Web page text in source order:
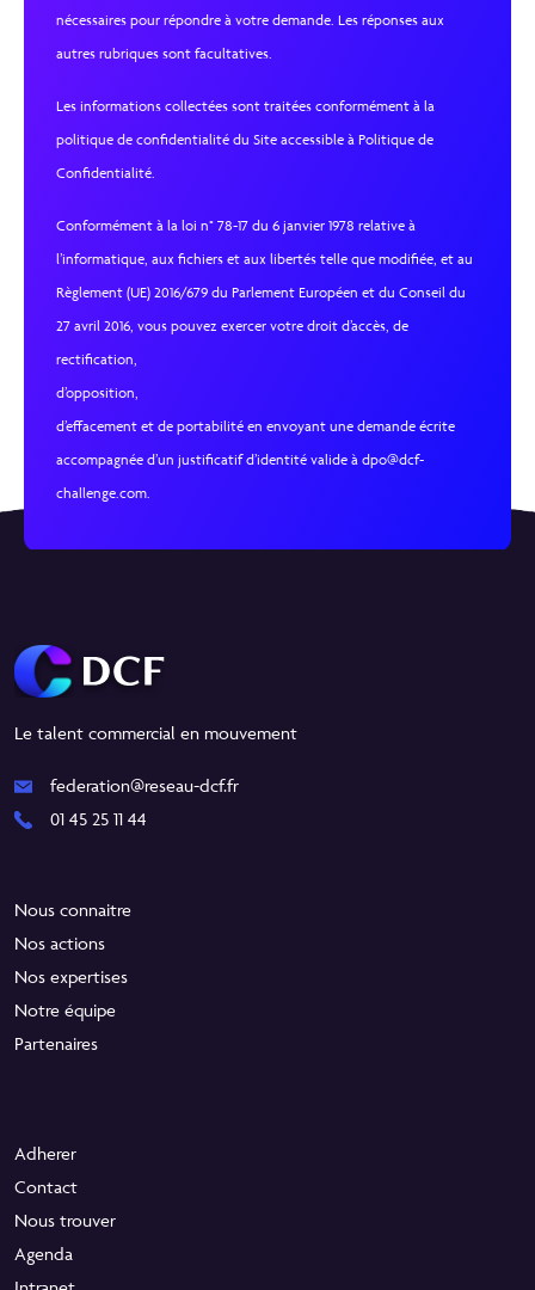
nécessaires pour répondre à votre demande. Les réponses aux
autres rubriques sont facultatives.
Les informations collectées sont traitées conformément à la
politique de confidentialité du Site accessible à Politique de
Confidentialité.
Conformément à la loi n° 78-17 du 6 janvier 1978 relative à
l’informatique, aux fichiers et aux libertés telle que modifiée, et au
Règlement (UE) 2016/679 du Parlement Européen et du Conseil du
27 avril 2016, vous pouvez exercer votre droit d’accès, de
rectification,
d’opposition,
d’effacement et de portabilité en envoyant une demande écrite
accompagnée d’un justificatif d’identité valide à dpo@dcf-
challenge.com.
Le talent commercial en mouvement
federation@reseau-dcf.fr
01 45 25 11 44
Nous connaitre
Nos actions
Nos expertises
Notre équipe
Partenaires
Adherer
Contact
Nous trouver
Agenda